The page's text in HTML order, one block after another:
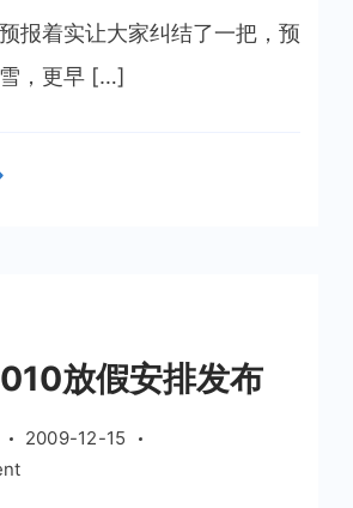
气
不
报着实让大家纠结了一把，预
，更早 […]
放假安排发布
2009-12-15
on